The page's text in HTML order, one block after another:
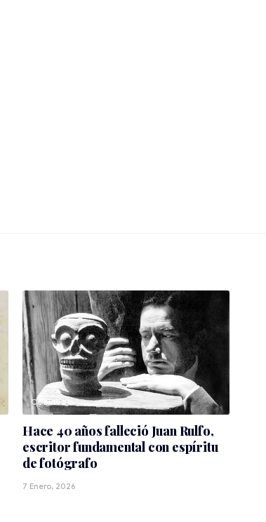
CULTURA
Hace 40 años falleció Juan Rulfo,
escritor fundamental con espíritu
de fotógrafo
7 Enero, 2026